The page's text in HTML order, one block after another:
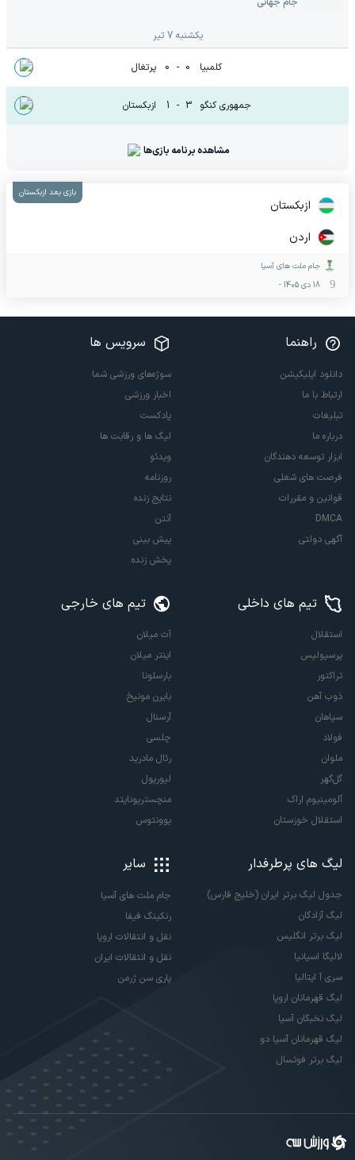
یکشنبه 7 تیر
کلمبیا 0
-
0 پرتغال
جمهوری کنگو 3
-
1 ازبکستان
مشاهده برنامه بازی‌ها
ازبکستان
اردن
جام ملت های آسیا
18 دی 1405
-
بازی بعد ازبکستان
راهنما
دانلود اپلیکیشن
ارتباط با ما
تبلیغات
درباره ما
ابزار توسعه دهندگان
فرصت های شغلی
قوانین و مقررات
DMCA
آگهی دولتی
سرویس ها
سوژه‌های ورزشی شما
اخبار ورزشی
پادکست
لیگ ها و رقابت ها
ویدئو
روزنامه
نتایج زنده
آنتن
پیش بینی
پخش زنده
تیم های داخلی
استقلال
پرسپولیس
تراکتور
ذوب آهن
سپاهان
فولاد
ملوان
گل‌گهر
آلومینیوم اراک
استقلال خوزستان
تیم های خارجی
آث میلان
اینتر میلان
بارسلونا
بایرن مونیخ
آرسنال
چلسی
رئال مادرید
لیورپول
منچستریونایتد
یوونتوس
لیگ های پرطرفدار
جدول لیگ برتر ایران (خلیج فارس)
لیگ آزادگان
لیگ برتر انگلیس
لالیگا اسپانیا
سری آ ایتالیا
لیگ قهرمانان اروپا
لیگ نخبگان آسیا
لیگ قهرمانان آسیا دو
لیگ برتر فوتسال
سایر
جام ملت های آسیا
رنکینگ فیفا
نقل و انتقالات اروپا
نقل و انتقالات ایران
پاری سن ژرمن